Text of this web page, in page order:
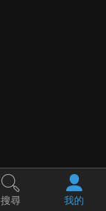
搜尋 我的